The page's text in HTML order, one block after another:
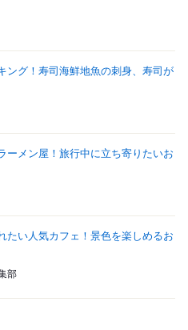
ング！寿司海鮮地魚の刺身、寿司が
ーメン屋！旅行中に立ち寄りたいお
たい人気カフェ！景色を楽しめるお
部